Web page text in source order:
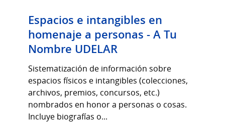
Espacios e intangibles en
homenaje a personas - A Tu
Nombre UDELAR
Sistematización de información sobre
espacios físicos e intangibles (colecciones,
archivos, premios, concursos, etc.)
nombrados en honor a personas o cosas.
Incluye biografías o...